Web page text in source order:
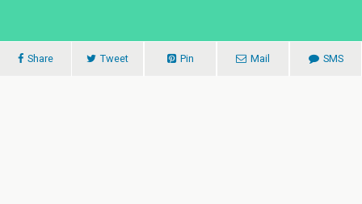
Share Tweet Pin Mail SMS